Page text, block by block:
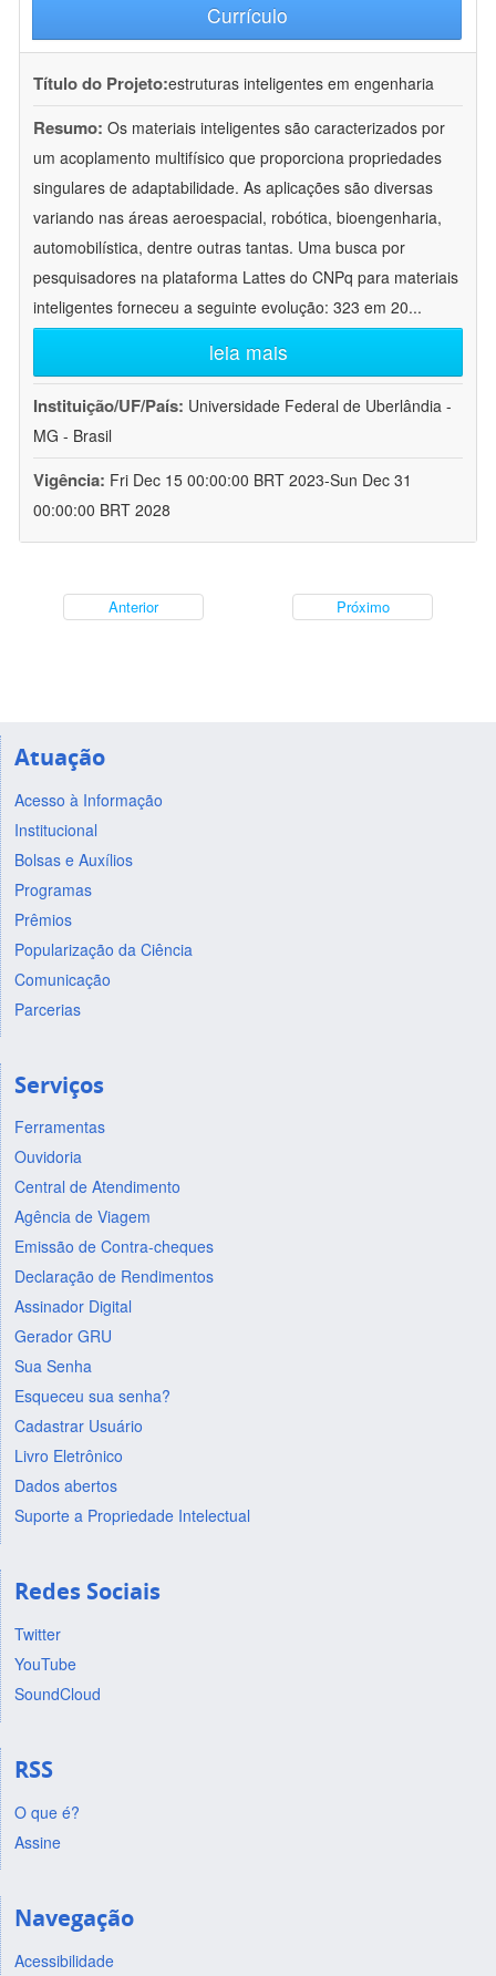
Currículo
Título do Projeto:estruturas inteligentes em engenharia
Resumo: Os materiais inteligentes são caracterizados por
um acoplamento multifísico que proporciona propriedades
singulares de adaptabilidade. As aplicações são diversas
variando nas áreas aeroespacial, robótica, bioengenharia,
automobilística, dentre outras tantas. Uma busca por
pesquisadores na plataforma Lattes do CNPq para materiais
inteligentes forneceu a seguinte evolução: 323 em 20...
leia mais
Instituição/UF/País: Universidade Federal de Uberlândia -
MG - Brasil
Vigência: Fri Dec 15 00:00:00 BRT 2023-Sun Dec 31
00:00:00 BRT 2028
Anterior Próximo
Atuação
Acesso à Informação
Institucional
Bolsas e Auxílios
Programas
Prêmios
Popularização da Ciência
Comunicação
Parcerias
Serviços
Ferramentas
Ouvidoria
Central de Atendimento
Agência de Viagem
Emissão de Contra-cheques
Declaração de Rendimentos
Assinador Digital
Gerador GRU
Sua Senha
Esqueceu sua senha?
Cadastrar Usuário
Livro Eletrônico
Dados abertos
Suporte a Propriedade Intelectual
Redes Sociais
Twitter
YouTube
SoundCloud
RSS
O que é?
Assine
Navegação
Acessibilidade